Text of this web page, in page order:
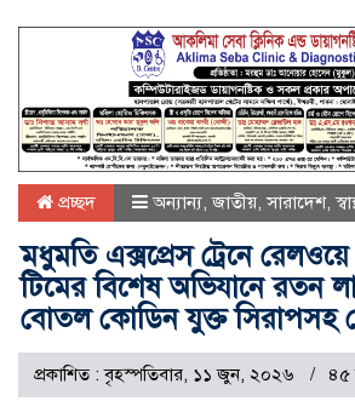
প্রচ্ছদ অন্যান্য,জাতীয়,সারাদেশ,
মধুমতি এক্সপ্রেস ট্রেনে
টিমের বিশেষ অভিযানে রতন
বোতল কোডিন যুক্ত সিরাপসহ
প্রকাশিত : বৃহস্পতিবার, ১১ জুন, ২০২৬ ৪৫